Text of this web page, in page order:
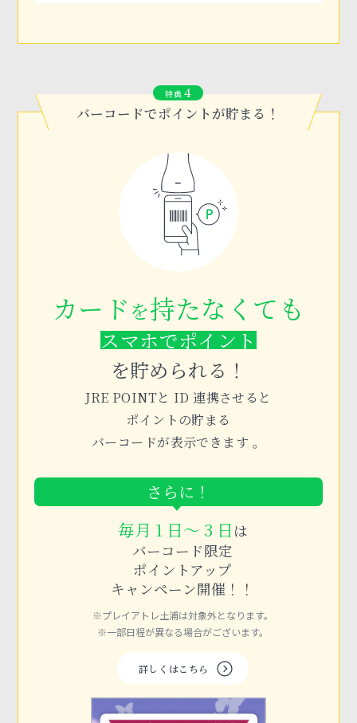
特典 4
バーコードでポイントが貯まる！
カード を持たなくても
スマホでポイント
を貯められる！
JRE POINTと ID 連携させると
ポイントの貯まる
バーコードが表示できます 。
さらに！
毎月 1 日～ 3 日 は
バーコード限定
ポイントアップ
キャンペーン開催！！
※プレイアトレ土浦は対象外となります。
※一部日程が異なる場合がございます。
詳しくはこちら